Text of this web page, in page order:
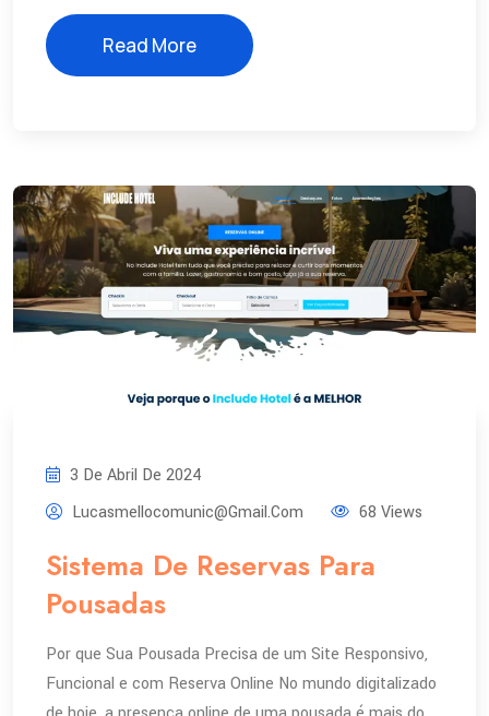
Read More
3 De Abril De 2024
Lucasmellocomunic@gmail.com
68 Views
Sistema De Reservas Para
Pousadas
Por que Sua Pousada Precisa de um Site Responsivo,
Funcional e com Reserva Online No mundo digitalizado